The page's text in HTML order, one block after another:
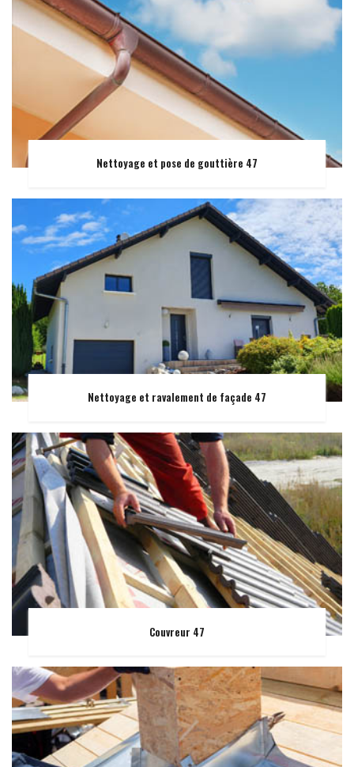
Nettoyage et pose de gouttière 47
Nettoyage et ravalement de façade 47
Couvreur 47